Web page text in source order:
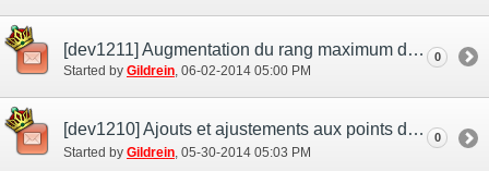
[dev1211] Augmentation du rang maximum des Jardins Mog
Started by Gildrein‎, 06-02-2014 05:00 PM
0
[dev1210] Ajouts et ajustements aux points de mérite
Started by Gildrein ‎, 05-30-2014 05:03 PM
0